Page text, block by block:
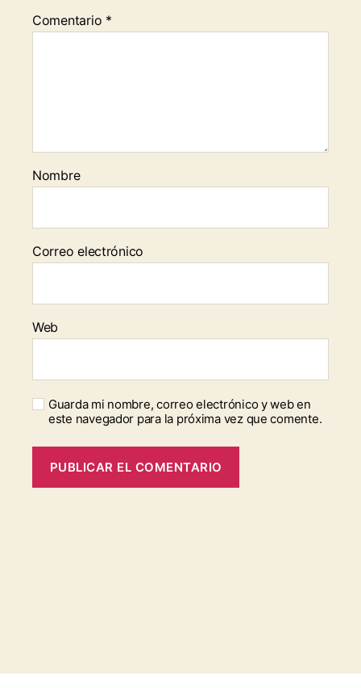
Comentario *
Nombre
Correo electrónico
Web
Guarda mi nombre, correo electrónico y web en
este navegador para la próxima vez que comente.